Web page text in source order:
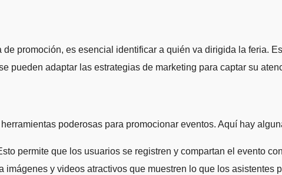
promoción, es esencial identificar a quién va dirigida la feria.
pueden adaptar las estrategias de marketing para captar su
poderosas para promocionar eventos. Aquí hay
permite que los usuarios se registren y compartan el evento
imágenes y videos atractivos que muestren lo que los asistentes